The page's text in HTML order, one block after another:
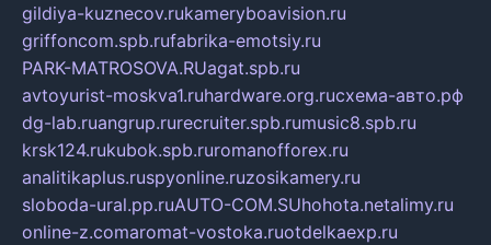
gildiya-kuznecov.rukameryboavision.ru
griffoncom.spb.rufabrika-emotsiy.ru
PARK-MATROSOVA.RUagat.spb.ru
avtoyurist-moskva1.ruhardware.org.ruсхема-авто.рф
dg-lab.ruangrup.rurecruiter.spb.rumusic8.spb.ru
krsk124.rukubok.spb.ruromanofforex.ru
analitikaplus.ruspyonline.ruzosikamery.ru
sloboda-ural.pp.ruAUTO-COM.SUhohota.netalimy.ru
online-z.comaromat-vostoka.ruotdelkaexp.ru